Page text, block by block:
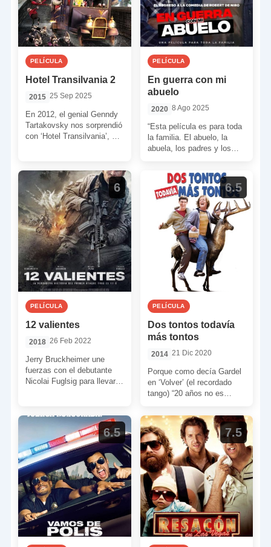
PELÍCULA
Hotel Transilvania 2
2015 25 Sep 2025
En 2012, el genial Genndy
Tartakovsky nos sorprendió
con ‘Hotel Transilvania’, un
PELÍCULA
En guerra con mi
abuelo
2020 8 Ago 2025
“Esta película es para toda
la familia. El abuelo, la
abuela, los padres y los
disfrutar y […]
6
PELÍCULA
12 valientes
2018 26 Feb 2022
Jerry Bruckheimer une
fuerzas con el debutante
Nicolai Fuglsig para llevar
6.5
PELÍCULA
Dos tontos todavía
más tontos
2014 21 Dic 2020
Porque como decía Gardel
en ‘Volver’ (el recordado
tango) “20 años no es
Farrelly echan la vista […]
6.5 7.5